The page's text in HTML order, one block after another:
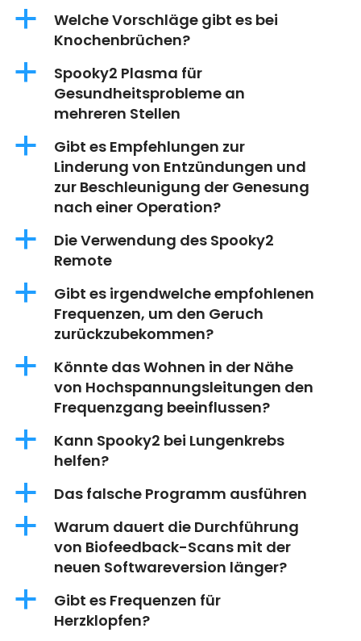
a
Welche Vorschläge gibt es bei
Knochenbrüchen?
a
Spooky2 Plasma für
Gesundheitsprobleme an
mehreren Stellen
a
Gibt es Empfehlungen zur
Linderung von Entzündungen und
zur Beschleunigung der Genesung
nach einer Operation?
a
Die Verwendung des Spooky2
Remote
a
Gibt es irgendwelche empfohlenen
Frequenzen, um den Geruch
zurückzubekommen?
a
Könnte das Wohnen in der Nähe
von Hochspannungsleitungen den
Frequenzgang beeinflussen?
a
Kann Spooky2 bei Lungenkrebs
helfen?
a Das falsche Programm ausführen
a
Warum dauert die Durchführung
von Biofeedback-Scans mit der
neuen Softwareversion länger?
a
Gibt es Frequenzen für
Herzklopfen?